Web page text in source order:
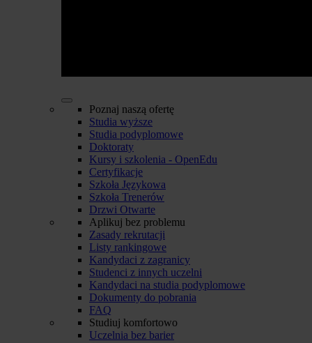
Poznaj naszą ofertę
Studia wyższe
Studia podyplomowe
Doktoraty
Kursy i szkolenia - OpenEdu
Certyfikacje
Szkoła Językowa
Szkoła Trenerów
Drzwi Otwarte
Aplikuj bez problemu
Zasady rekrutacji
Listy rankingowe
Kandydaci z zagranicy
Studenci z innych uczelni
Kandydaci na studia podyplomowe
Dokumenty do pobrania
FAQ
Studiuj komfortowo
Uczelnia bez barier